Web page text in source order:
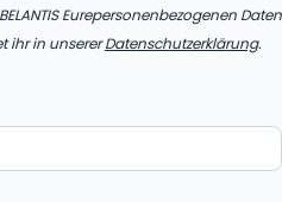
Eurepersonenbezogenen Daten
ihr in unsererDatenschutzerklärung.